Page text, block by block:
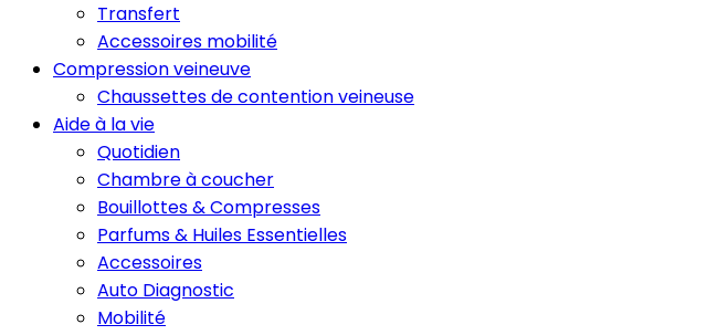
Transfert
Accessoires mobilité
Compression veineuve
Chaussettes de contention veineuse
Aide à la vie
Quotidien
Chambre à coucher
Bouillottes & Compresses
Parfums & Huiles Essentielles
Accessoires
Auto Diagnostic
Mobilité